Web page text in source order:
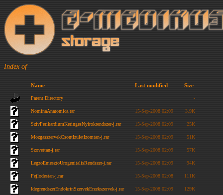
Index of
Name Last modified Size
Parent Directory -
NominaAnatomica.rar 15-Sep-2008 02:09 3.9K
SzivPerikardiumKeringesNyirokrendszer-j.rar 15-Sep-2008 02:09 25K
MozgasszervekCsontIzuletIzomtan-j.rar 15-Sep-2008 02:09 51K
Szovettan-j.rar 15-Sep-2008 02:09 57K
LegzoEmesztoUrogenitalisRendszer-j.rar 15-Sep-2008 02:09 94K
Fejlodestan-j.rar 15-Sep-2008 02:08 111K
IdegrendszerEndokrinSzervekErzekszervek-j.rar 15-Sep-2008 02:09 129K